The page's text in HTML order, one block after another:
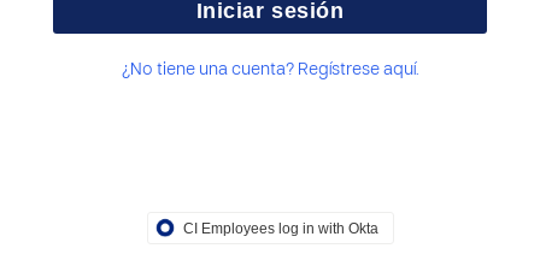
¿No tiene una cuenta? Regístrese aquí.
CI Employees log in with Okta